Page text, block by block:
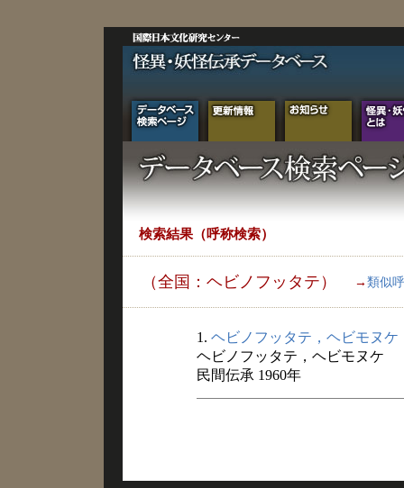
検索結果（呼称検索）
（全国：ヘビノフッタテ） → 類似
1. ヘビノフッタテ，ヘビモヌケ
ヘビノフッタテ，ヘビモヌケ
民間伝承 1960年